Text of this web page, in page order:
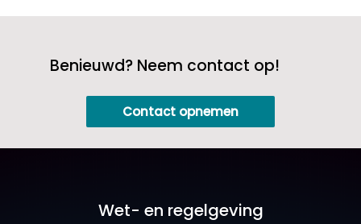
Benieuwd? Neem contact op!
Contact opnemen
Wet- en regelgeving